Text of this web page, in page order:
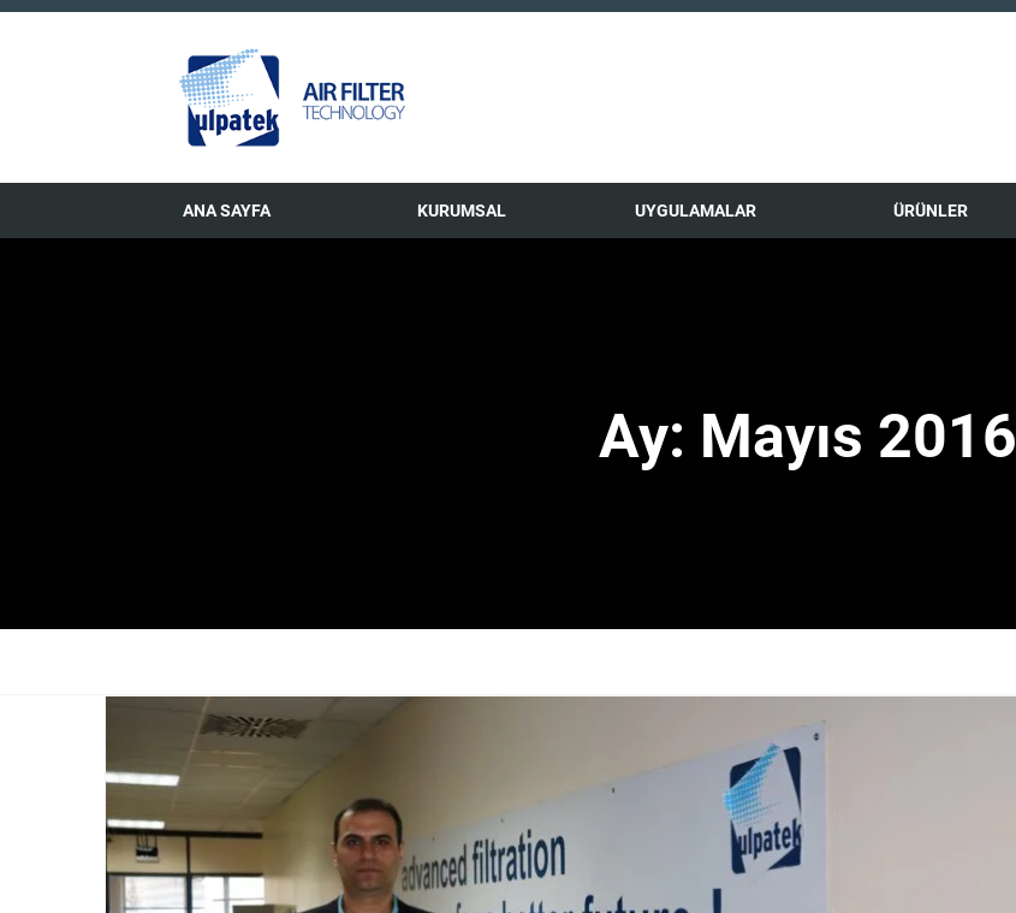
ANA SAYFA KURUMSAL UYGULAMALAR ÜRÜNLER
Ay: Mayıs 2016